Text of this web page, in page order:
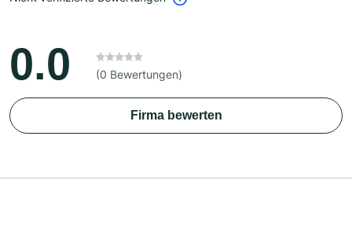
0.0 (0 Bewertungen)
Firma bewerten